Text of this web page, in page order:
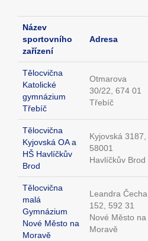
Název
sportovního
zařízení
Adresa
Tělocvična
Katolické
gymnázium
Třebíč
Otmarova
30/22, 674 01
Třebíč
Tělocvična
Kyjovská OA a
HŠ Havlíčkův
Brod
Kyjovská 3187,
58001
Havlíčkův Brod
Tělocvična
malá
Gymnázium
Nové Město na
Moravě
Leandra Čecha
152, 592 31
Nové Město na
Moravě